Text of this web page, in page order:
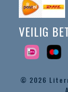
VEILIG
© 2026